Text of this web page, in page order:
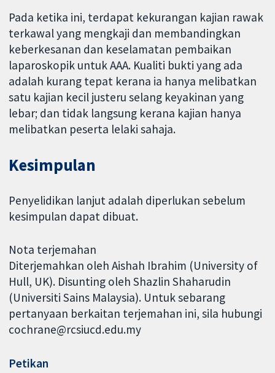
Pada ketika ini, terdapat kekurangan kajian rawak
terkawal yang mengkaji dan membandingkan
keberkesanan dan keselamatan pembaikan
laparoskopik untuk AAA. Kualiti bukti yang ada
adalah kurang tepat kerana ia hanya melibatkan
satu kajian kecil justeru selang keyakinan yang
lebar; dan tidak langsung kerana kajian hanya
melibatkan peserta lelaki sahaja.
Kesimpulan
Penyelidikan lanjut adalah diperlukan sebelum
kesimpulan dapat dibuat.
Nota terjemahan
Diterjemahkan oleh Aishah Ibrahim (University of
Hull, UK). Disunting oleh Shazlin Shaharudin
(Universiti Sains Malaysia). Untuk sebarang
pertanyaan berkaitan terjemahan ini, sila hubungi
cochrane@rcsiucd.edu.my
Petikan